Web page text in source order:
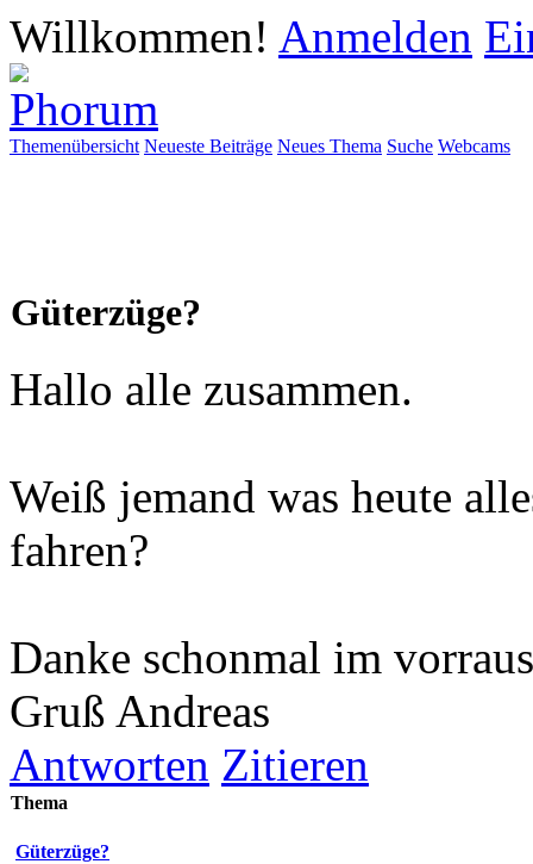
Willkommen! Anmelden
Themenübersicht Neueste Beiträge Neues Thema Suche Webcams
Güterzüge?
Hallo alle zusammen.
Weiß jemand was heute
fahren?
Danke schonmal im
Gruß Andreas
Antworten Zitieren
Thema
Güterzüge?